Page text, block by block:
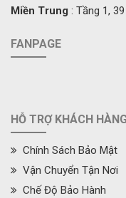
Miền Trung : Tầng 1,
FANPAGE
HỖ TRỢ KHÁCH
Chính Sách Bảo Mật
Vận Chuyển Tận Nơi
Chế Độ Bảo Hành